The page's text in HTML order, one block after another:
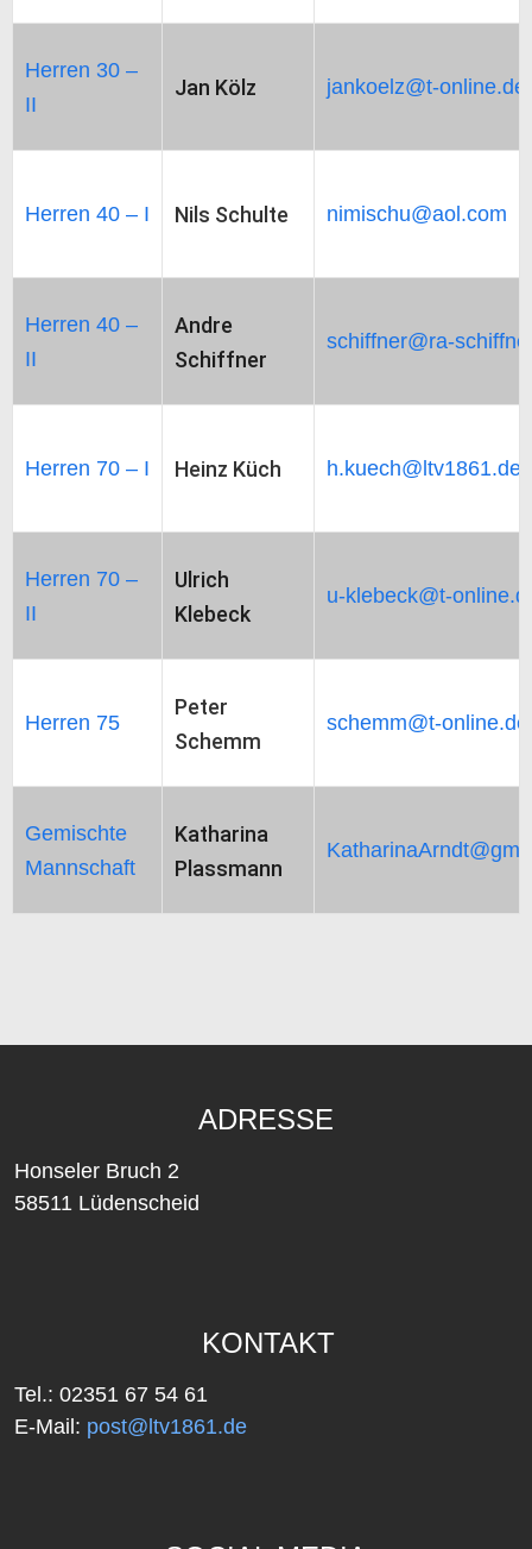
Herren 30 –
II
Jan Kölz jankoelz@t-online.de
Herren 40 – I Nils Schulte nimischu@aol.com
Herren 40 –
II
Andre
Schiffner
schiffner@ra-
Herren 70 – I Heinz Küch h.kuech@ltv1861.de
Herren 70 –
II
Ulrich
Klebeck
u-klebeck@t-
Herren 75
Peter
Schemm
schemm@t-online.de
Gemischte
Mannschaft
Katharina
Plassmann
ADRESSE
Honseler Bruch 2
58511 Lüdenscheid
KONTAKT
Tel.: 02351 67 54 61
E-Mail: post@ltv1861.de